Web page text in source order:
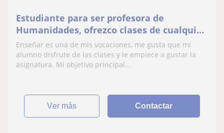
Estudiante para ser profesora de
Humanidades, ofrezco clases de cualquier
asignatura de Humanidades pero me
especializo en Latín.
Enseñar es una de mis vocaciones, me gusta que mi
alumno disfrute de las clases y le empiece a gustar la
asignatura. Mi objetivo principal...
ver más Contactar